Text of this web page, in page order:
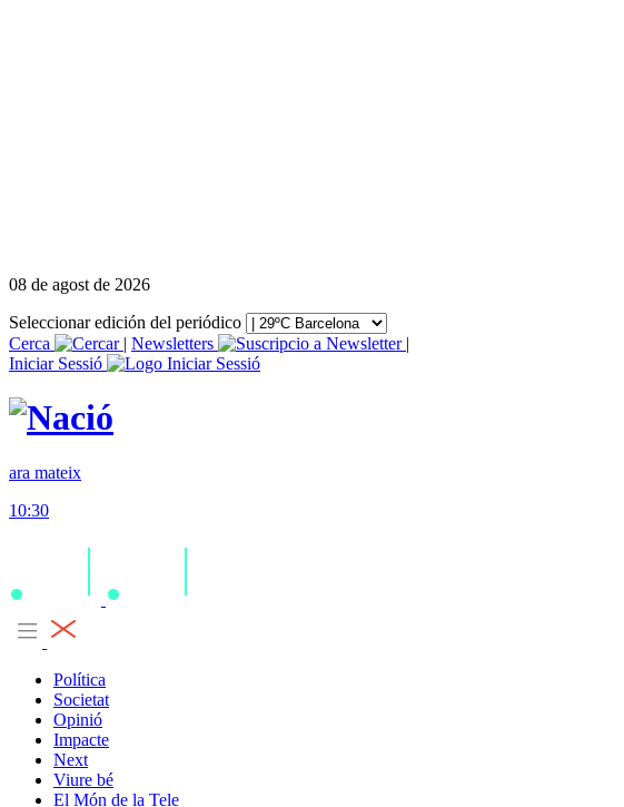
08 de agost de 2026
Seleccionar edición del periódico
Cerca
| Newsletters
|
Iniciar Sessió
ara mateix
10:30
Política
Societat
Opinió
Impacte
Next
Viure bé
El Món de la Tele